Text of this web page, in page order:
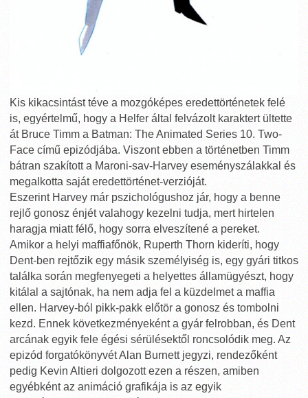
Kis kikacsintást téve a mozgóképes eredettörténetek felé
is, egyértelmű, hogy a Helfer által felvázolt karaktert ültette
át Bruce Timm a Batman: The Animated Series 10. Two-
Face című epizódjába. Viszont ebben a történetben Timm
bátran szakított a Maroni-sav-Harvey eseményszálakkal és
megalkotta saját eredettörténet-verzióját.
Eszerint Harvey már pszichológushoz jár, hogy a benne
rejlő gonosz énjét valahogy kezelni tudja, mert hirtelen
haragja miatt félő, hogy sorra elveszítené a pereket.
Amikor a helyi maffiafőnök, Ruperth Thorn kideríti, hogy
Dent-ben rejtőzik egy másik személyiség is, egy gyári titkos
találka során megfenyegeti a helyettes államügyészt, hogy
kitálal a sajtónak, ha nem adja fel a küzdelmet a maffia
ellen. Harvey-ból pikk-pakk előtör a gonosz és tombolni
kezd. Ennek következményeként a gyár felrobban, és Dent
arcának egyik fele égési sérülésektől roncsolódik meg. Az
epizód forgatókönyvét Alan Burnett jegyzi, rendezőként
pedig Kevin Altieri dolgozott ezen a részen, amiben
egyébként az animáció grafikája is az egyik